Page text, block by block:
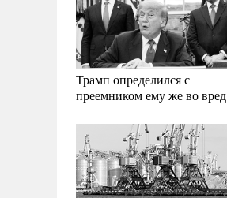
Трамп определился с
преемником ему же во вред